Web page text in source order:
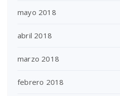
mayo 2018
abril 2018
marzo 2018
febrero 2018